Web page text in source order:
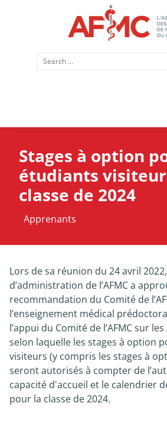
CIMU
Données
Plaidoyer
Nouvelles
À propos
Stages à option
étudiants
classe de 2024
Apprenants
Lors de sa réunion du 24 avril
d’administration de l’AFMC a
recommandation du Comité de
l’enseignement médical
l’appui du Comité de l’AFMC sur
selon laquelle les stages à option
visiteurs (y compris les stages à
seront autorisés à compter de
capacité d'accueil et le calendrier
pour la classe de 2024.